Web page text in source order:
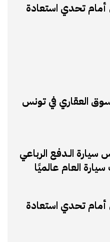
أمام تحدي استعادة
العقاري في تونس
الـدفع الرباعي
أمام تحدي استعادة